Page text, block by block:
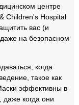
центре
Children's Hospital
вас (и
на безопасном
когда
такое как
эффективны в
даже когда они